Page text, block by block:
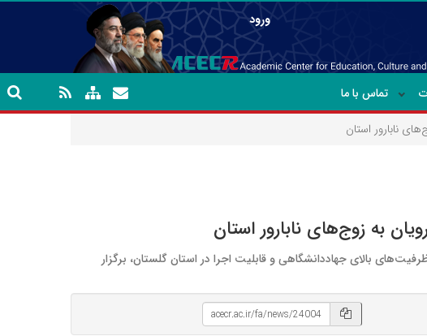
ورود
تماس با ما
نابارور استان
به زوج‌های نابارور استان
بالای جهاددانشگاهی و قابلیت اجرا در استان گلستان، برگزار